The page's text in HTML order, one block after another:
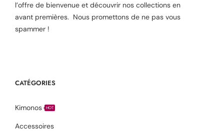
l’offre de bienvenue et découvrir nos collections en
avant premières. Nous promettons de ne pas vous
spammer !
CATÉGORIES
Kimonos HOT
Accessoires